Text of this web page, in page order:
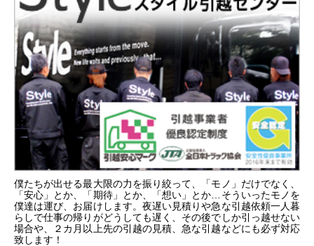
僕たちが出せる最大限の力を振り絞って、「モノ」だけでなく、
「安心」とか、「期待」とか、「想い」とか…そういったモノを
僕達は運び、お届けします。夜遅い見積りや急な引越依頼一人暮
らしで仕事の帰りがどうしても遅く、その後でしか引っ越せない
場合や、２カ月以上先の引越の見積、急な引越などにも必ず対応
致します！